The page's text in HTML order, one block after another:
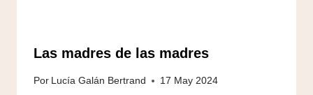
Las madres de las madres
Por Lucía Galán Bertrand 17 May 2024